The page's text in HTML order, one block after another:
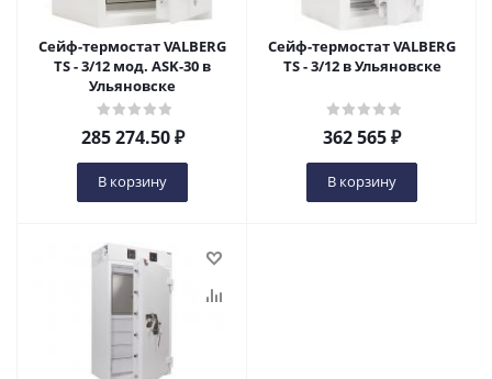
Сейф-термостат VALBERG
TS - 3/12 мод. ASK-30 в
Ульяновске
285 274.50₽
В корзину
Сейф-термостат VALBERG
TS - 3/12 в Ульяновске
362 565₽
В корзину